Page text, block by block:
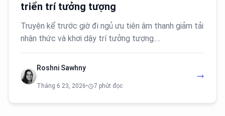
triển trí tưởng tượng
Truyện kể trước giờ đi ngủ ưu tiên âm thanh giảm tải
nhận thức và khơi dậy trí tưởng tượng.…
Roshni Sawhny
Tháng 6 23, 2026• 7 phút đọc